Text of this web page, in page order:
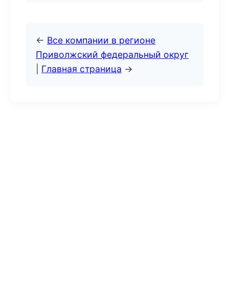
← Все компании в регионе
Приволжский федеральный округ
Главная страница →